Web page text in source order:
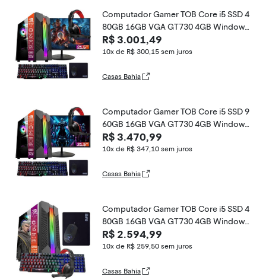
Computador Gamer TOB Core i5 SSD 4
80GB 16GB VGA GT730 4GB Windows
10 Pro Trial + Teclado/Mouse + Mouse
Pad + Headset + Monitor 21.5
R$ 3.001,49
10x de R$ 300,15 sem juros
Casas Bahia
Computador Gamer TOB Core i5 SSD 9
60GB 16GB VGA GT730 4GB Windows
10 Pro Trial + Teclado/Mouse + Mouse
Pad + Headset + Monitor 21.5
R$ 3.470,99
10x de R$ 347,10 sem juros
Casas Bahia
Computador Gamer TOB Core i5 SSD 4
80GB 16GB VGA GT730 4GB Windows
10 Pro Trial + Teclado/Mouse + Mouse
Pad + Headset
R$ 2.594,99
10x de R$ 259,50 sem juros
Casas Bahia